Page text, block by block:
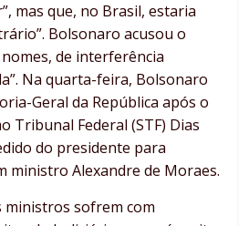
mas que, no Brasil, estaria
Bolsonaro acusou o
de interferência
Na quarta-feira, Bolsonaro
Geral da República após o
Tribunal Federal (STF) Dias
do presidente para
ministro Alexandre de Moraes.
sofrem com